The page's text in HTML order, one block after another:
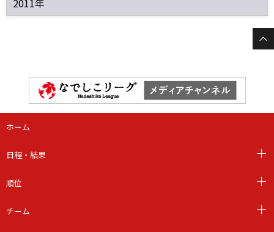
ホーム
日程・結果
順位
チーム